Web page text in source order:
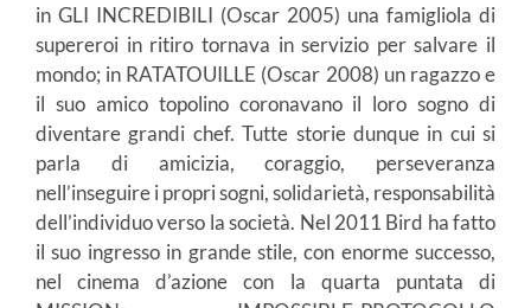
in GLI INCREDIBILI (Oscar 2005) una famigliola di
supereroi in ritiro tornava in servizio per salvare il
mondo; in RATATOUILLE (Oscar 2008) un ragazzo e
il suo amico topolino coronavano il loro sogno di
diventare grandi chef. Tutte storie dunque in cui si
parla di amicizia, coraggio, perseveranza
nell’inseguire i propri sogni, solidarietà, responsabilità
dell’individuo verso la società. Nel 2011 Bird ha fatto
il suo ingresso in grande stile, con enorme successo,
nel cinema d’azione con la quarta puntata di